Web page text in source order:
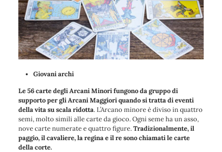
Giovani archi
Le 56 carte degli Arcani Minori fungono da gruppo di
supporto per gli Arcani Maggiori quando si tratta di eventi
della vita su scala ridotta. L’Arcano minore è diviso in quattro
semi, molto simili alle carte da gioco. Ogni seme ha un asso,
nove carte numerate e quattro figure.Tradizionalmente, il
paggio, il cavaliere, la regina e il re sono chiamati le carte
della corte.